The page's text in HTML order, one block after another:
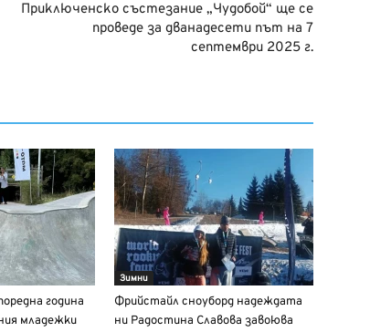
Приключенско състезание „Чудобой“ ще се
проведе за дванадесети път на 7
септември 2025 г.
година
младежки
Зимни
Фрийстайл сноуборд надеждата
ни Радостина Славова завоюва